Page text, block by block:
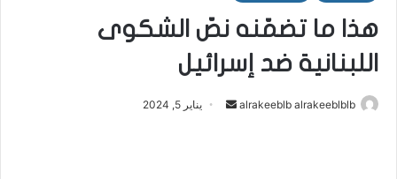
هذا ما تضمّنه نصّ الشكوى
اللبنانية ضد إسرائيل
alrakeeblb alrakeeblblb
أرسل يناير 5, 2024